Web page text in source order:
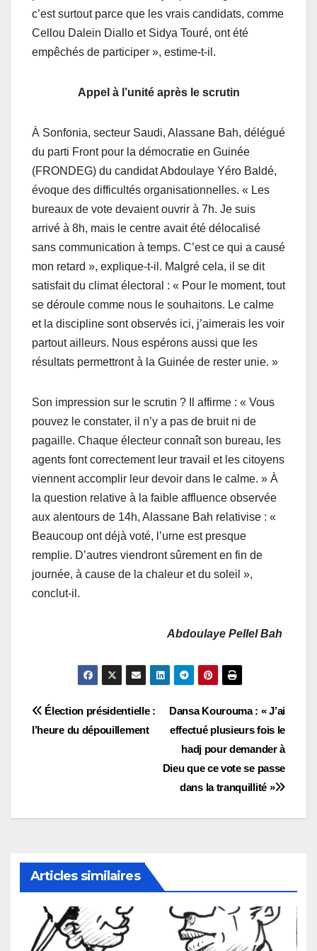
c’est surtout parce que les vrais candidats, comme
Cellou Dalein Diallo et Sidya Touré, ont été
empêchés de participer », estime-t-il.
Appel à l’unité après le scrutin
À Sonfonia, secteur Saudi, Alassane Bah, délégué
du parti Front pour la démocratie en Guinée
(FRONDEG) du candidat Abdoulaye Yéro Baldé,
évoque des difficultés organisationnelles. « Les
bureaux de vote devaient ouvrir à 7h. Je suis
arrivé à 8h, mais le centre avait été délocalisé
sans communication à temps. C’est ce qui a causé
mon retard », explique-t-il. Malgré cela, il se dit
satisfait du climat électoral : « Pour le moment, tout
se déroule comme nous le souhaitons. Le calme
et la discipline sont observés ici, j’aimerais les voir
partout ailleurs. Nous espérons aussi que les
résultats permettront à la Guinée de rester unie. »
Son impression sur le scrutin ? Il affirme : « Vous
pouvez le constater, il n’y a pas de bruit ni de
pagaille. Chaque électeur connaît son bureau, les
agents font correctement leur travail et les citoyens
viennent accomplir leur devoir dans le calme. » À
la question relative à la faible affluence observée
aux alentours de 14h, Alassane Bah relativise : «
Beaucoup ont déjà voté, l’urne est presque
remplie. D’autres viendront sûrement en fin de
journée, à cause de la chaleur et du soleil »,
conclut-il.
Abdoulaye Pellel Bah
Navigation
Dansa Kourouma : « J’ai
effectué plusieurs fois le
hadj pour demander à
Dieu que ce vote se passe
dans la tranquillité »
Élection présidentielle :
l’heure du dépouillement
Articles similaires